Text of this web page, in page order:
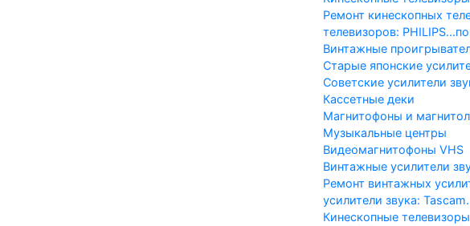
Ремонт кинескопных
телевизоров: PHILIPS
Винтажные
Старые японские
Советские усилители
Кассетные деки
Магнитофоны и
Музыкальные центры
Видеомагнитофоны VHS
Винтажные усилители
Ремонт винтажных
усилители звука: Tascam
Кинескопные телевизоры